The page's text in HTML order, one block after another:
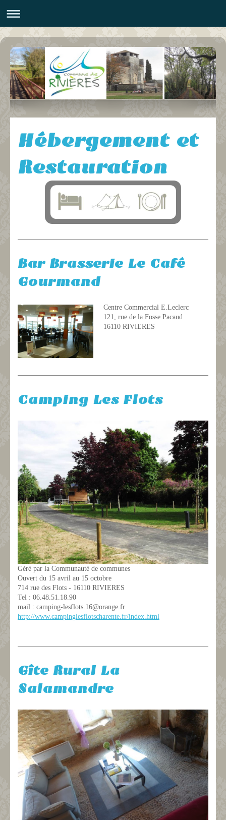
Hébergement et
Restauration
Bar Brasserie Le Café
Gourmand
Centre Commercial E.Leclerc
121, rue de la Fosse Pacaud
16110 RIVIERES
Camping Les Flots
Géré par la Communauté de communes
Ouvert du 15 avril au 15 octobre
714 rue des Flots - 16110 RIVIERES
Tel : 06.48.51.18.90
mail : camping-lesflots.16@orange.fr
http://www.campinglesflotscharente.fr/index.html
Gîte Rural La
Salamandre